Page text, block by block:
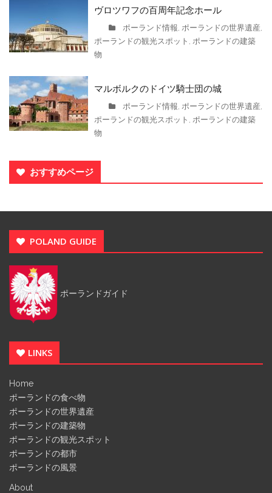
ヴロツワフの百周年記念ホール
ポーランド情報, ポーランドの世界遺産,
ポーランドの観光スポット , ポーランドの建築
物
マルボルクのドイツ騎士団の城
ポーランド情報, ポーランドの世界遺産,
ポーランドの観光スポット , ポーランドの建築
物
おすすめページ
POLAND GUIDE
ポーランドガイド
LINKS
Home
ポーランドの食べ物
ポーランドの世界遺産
ポーランドの建築物
ポーランドの観光スポット
ポーランドの都市
ポーランドの風景
About